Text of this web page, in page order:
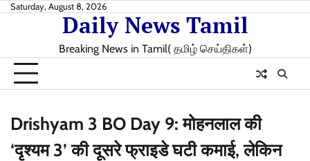
SkipSaturday, August 8, 2026
Daily News Tamil
Breaking News in Tamil( தமிழ் செய்திகள்)
Drishyam 3 BO Day 9: मोहनलाल की
‘दृश्यम 3’ की दूसरे फ्राइडे घटी कमाई, लेकिन